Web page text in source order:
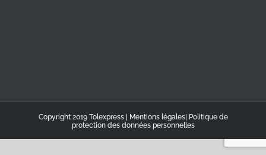
Copyright 2019 Tolexpress | Mentions légales| Politique de
protection des données personnelles